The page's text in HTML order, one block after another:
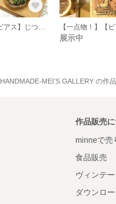
展示中
HANDMADE-MEI'S GALLERY の作
作品販売
minneで売
食品販売
ヴィンテ
ダウンロ